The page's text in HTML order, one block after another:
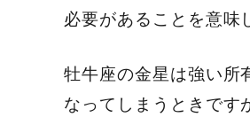
必要があることを意味
牡牛座の金星は強い所
なってしまうときです